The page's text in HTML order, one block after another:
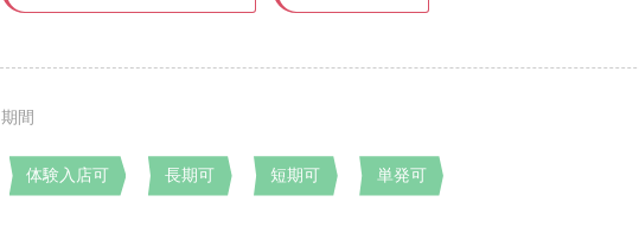
期間
体験入店可 長期可 短期可 単発可